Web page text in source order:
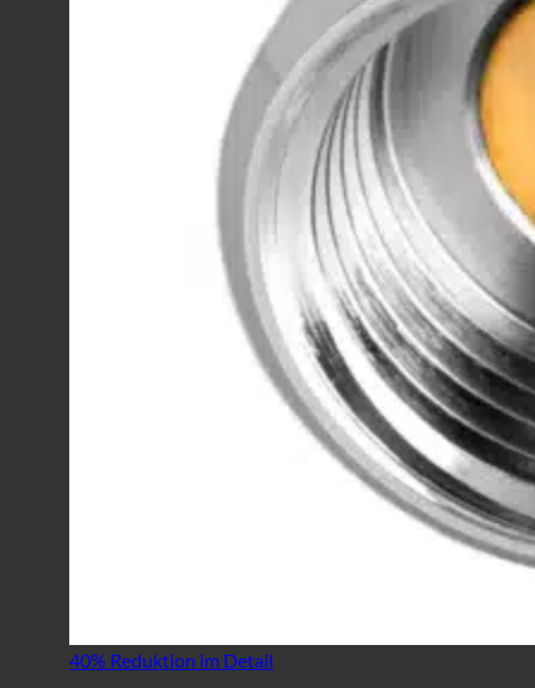
40% Reduktion im Detail